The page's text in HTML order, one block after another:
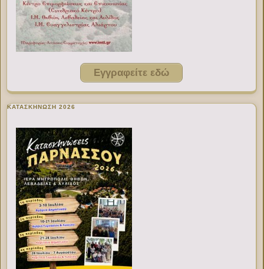
Εγγραφείτε εδώ
ΚΑΤΑΣΚΗΝΩΣΗ 2026